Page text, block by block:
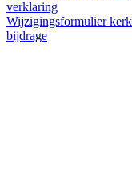
verklaring
Wijzigingsformulier
bijdrage